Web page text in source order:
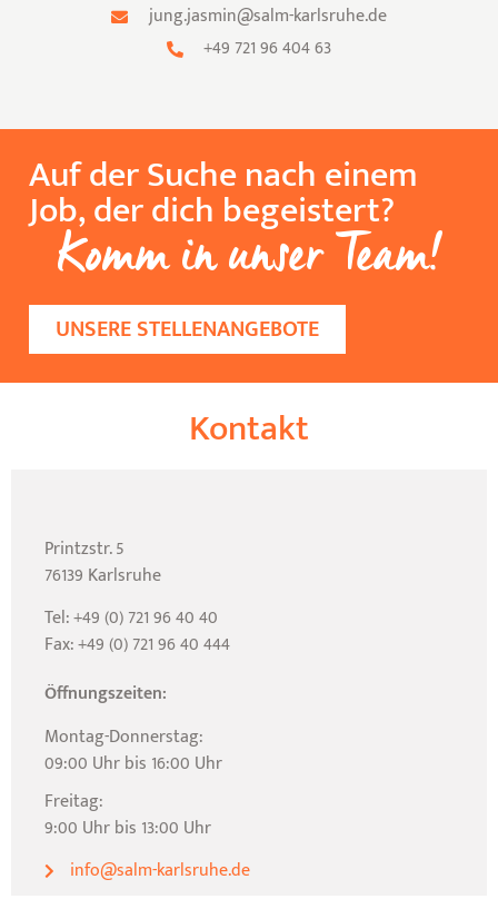
jung.jasmin@salm-karlsruhe.de
+49 721 96 404 63
Auf der Suche nach einem
Job, der dich begeistert?
Komm in unser Team!
UNSERE STELLENANGEBOTE
Kontakt
Printzstr. 5
76139 Karlsruhe
Tel: +49 (0) 721 96 40 40
Fax: +49 (0) 721 96 40 444
Öffnungszeiten:
Montag-Donnerstag:
09:00 Uhr bis 16:00 Uhr
Freitag:
9:00 Uhr bis 13:00 Uhr
info@salm-karlsruhe.de